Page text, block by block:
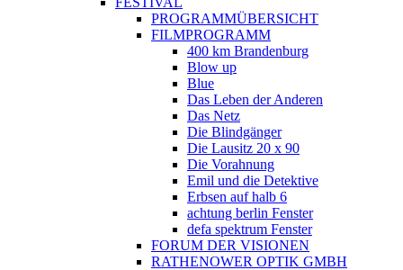
PROGRAMMÜBERSICHT
FILMPROGRAMM
400 km Brandenburg
Blow up
Blue
Das Leben der Anderen
Das Netz
Die Blindgänger
Die Lausitz 20 x 90
Die Vorahnung
Emil und die Detektive
Erbsen auf halb 6
achtung berlin Fenster
defa spektrum Fenster
FORUM DER VISIONEN
RATHENOWER OPTIK GMBH